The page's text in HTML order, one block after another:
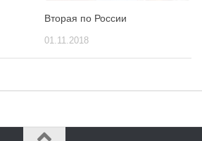
Вторая по России
01.11.2018